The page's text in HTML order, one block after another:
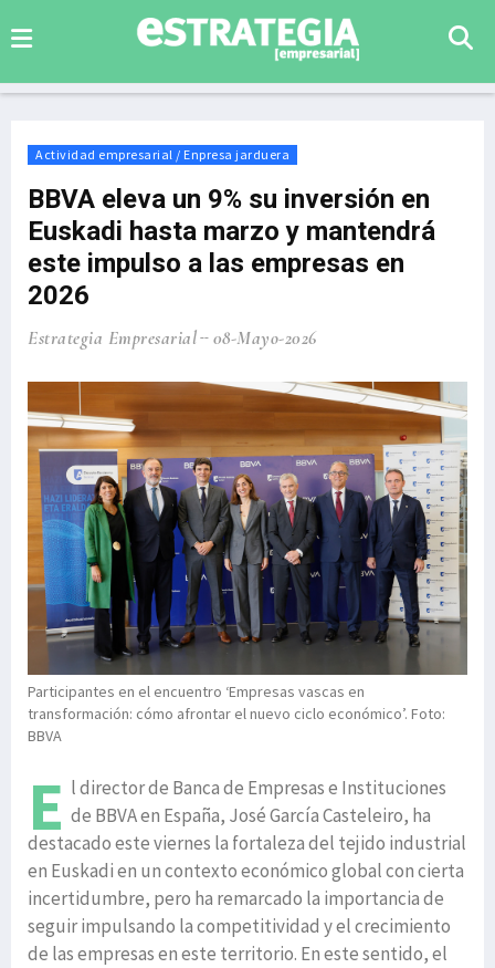
Actividad empresarial / Enpresa jarduera
BBVA eleva un 9% su inversión en
Euskadi hasta marzo y mantendrá
este impulso a las empresas en
2026
Estrategia Empresarial 08-Mayo-2026
Participantes en el encuentro ‘Empresas vascas en
transformación: cómo afrontar el nuevo ciclo económico’. Foto:
BBVA
E l director de Banca de Empresas e Instituciones
de BBVA en España, José García Casteleiro, ha
destacado este viernes la fortaleza del tejido industrial
en Euskadi en un contexto económico global con cierta
incertidumbre, pero ha remarcado la importancia de
seguir impulsando la competitividad y el crecimiento
de las empresas en este territorio. En este sentido, el